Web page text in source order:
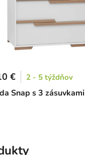
Snap s 3 zásuvkami
€ 2 - 5 týždňov